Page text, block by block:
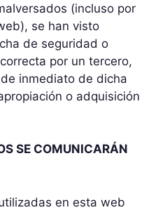
(incluso por
se han visto
de seguridad o
por un tercero,
inmediato de dicha
o adquisición
SE COMUNICARÁN
en esta web